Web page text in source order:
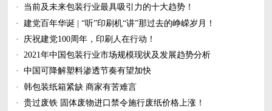
·
当前及未来包装行业最具吸引力的十大趋势！
·
建党百年华诞 | “听”印刷机“讲”那过去的峥嵘岁月！
·
庆祝建党100周年，印刷人在行动！
·
2021年中国包装行业市场规模现状及发展趋势分析
·
中国可降解塑料渗透节奏有望加快
·
韩包装纸箱紧缺 商家有苦难言
·
贵过废铁 固体废物进口禁令施行废纸价格上涨！